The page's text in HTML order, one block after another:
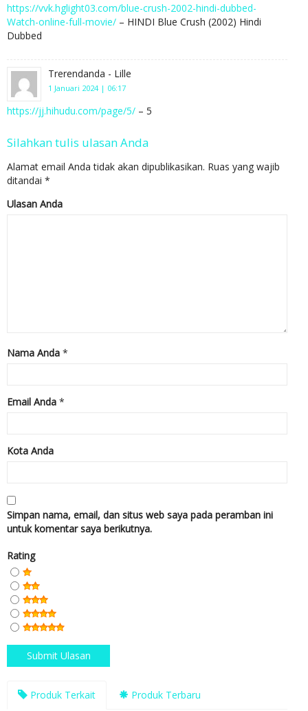
https://vvk.hglight03.com/blue-crush-2002-hindi-dubbed-
Watch-online-full-movie/ – HINDI Blue Crush (2002) Hindi
Dubbed
Trerendanda - Lille
1 Januari 2024 | 06:17
https://jj.hihudu.com/page/5/ – 5
Silahkan tulis ulasan Anda
Alamat email Anda tidak akan dipublikasikan. Ruas yang wajib
ditandai *
Ulasan Anda
Nama Anda *
Email Anda *
Kota Anda
Simpan nama, email, dan situs web saya pada peramban ini
untuk komentar saya berikutnya.
Rating
Produk Terkait Produk Terbaru